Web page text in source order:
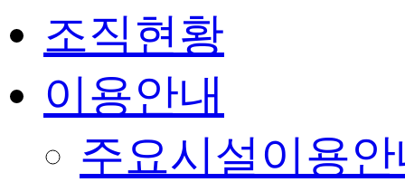
조직현황
이용안내
주요시설이용